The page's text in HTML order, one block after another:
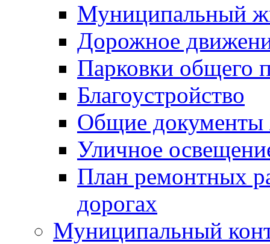
Муниципальный
Дорожное
Парковки общего
Благоустройство
Общие
Уличное
План ремонтных
дорогах
Муниципальный